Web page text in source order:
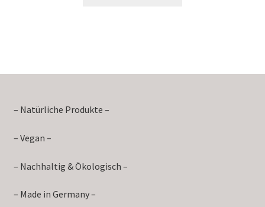
– Natürliche Produkte –
– Vegan –
– Nachhaltig & Ökologisch –
– Made in Germany –